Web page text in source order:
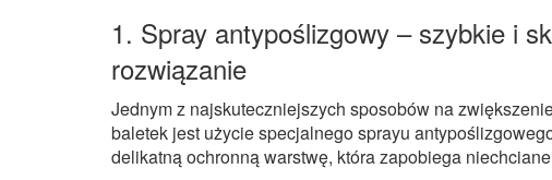
1. Spray antypoślizgowy – szybkie i
rozwiązanie
Jednym z najskuteczniejszych sposobów na
baletek jest użycie specjalnego sprayu
delikatną ochronną warstwę, która zapobiega